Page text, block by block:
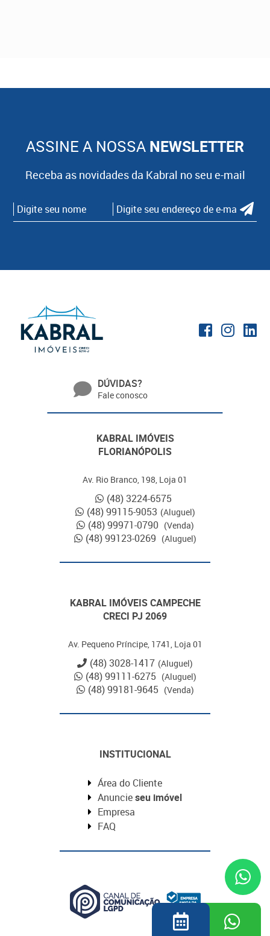
ASSINE A NOSSA NEWSLETTER
Receba as novidades da Kabral no seu e-mail
DÚVIDAS?
Fale conosco
KABRAL IMÓVEIS
FLORIANÓPOLIS
Av. Rio Branco, 198, Loja 01
(48) 3224-6575
(48) 99115-9053 (Aluguel)
(48) 99971-0790 (Venda)
(48) 99123-0269 (Aluguel)
KABRAL IMÓVEIS CAMPECHE
CRECI PJ 2069
Av. Pequeno Príncipe, 1741, Loja 01
(48) 3028-1417 (Aluguel)
(48) 99111-6275 (Aluguel)
(48) 99181-9645 (Venda)
INSTITUCIONAL
Área do Cliente
Anuncieseu imóvel
Empresa
FAQ